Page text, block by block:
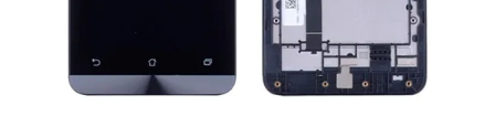
Дисплей для смартфонов Samsung
Дисплей для смартфонов ZTE
Считыватели, держатели SIM-карты, защелки батареи
Звонки, динамики и вибро
Антенны